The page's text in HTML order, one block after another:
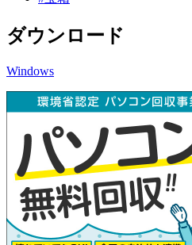
ダウンロード
Windows